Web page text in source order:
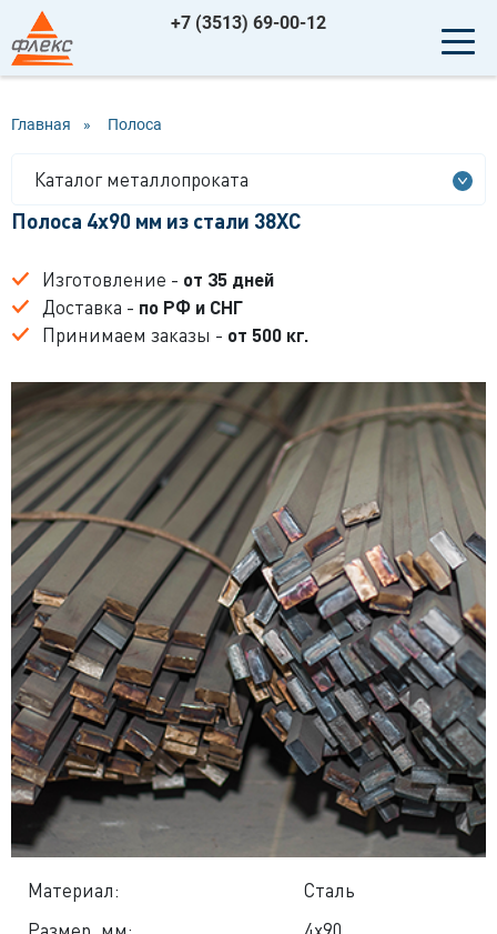
+7 (3513) 69-00-12
Главная » Полоса
Каталог металлопроката
Полоса 4x90 мм из стали 38ХС
Изготовление - от 35 дней
Доставка - по РФ и СНГ
Принимаем заказы - от 500 кг.
Материал:
Сталь